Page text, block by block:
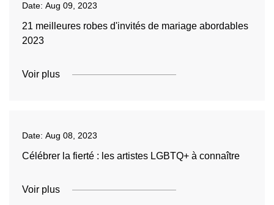
Date: Aug 09, 2023
21 meilleures robes d'invités de mariage abordables
2023
Voir plus
Date: Aug 08, 2023
Célébrer la fierté : les artistes LGBTQ+ à connaître
Voir plus